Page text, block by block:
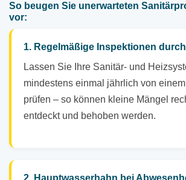
So beugen Sie unerwarteten
vor:
1. Regelmäßige Inspektionen
Lassen Sie Ihre Sanitär- und
mindestens einmal jährlich von
prüfen – so können kleine Mängel
entdeckt und behoben werden.